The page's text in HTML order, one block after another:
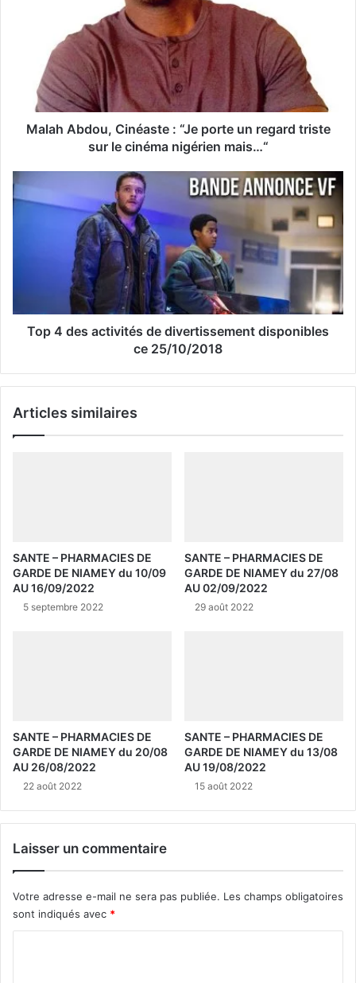
m
a
i
Malah Abdou, Cinéaste : “Je porte un regard triste
sur le cinéma nigérien mais…“
Top 4 des activités de divertissement disponibles
ce 25/10/2018
Articles similaires
SANTE – PHARMACIES DE
GARDE DE NIAMEY du 10/09
AU 16/09/2022
5 septembre 2022
SANTE – PHARMACIES DE
GARDE DE NIAMEY du 27/08
AU 02/09/2022
29 août 2022
SANTE – PHARMACIES DE
GARDE DE NIAMEY du 20/08
AU 26/08/2022
22 août 2022
SANTE – PHARMACIES DE
GARDE DE NIAMEY du 13/08
AU 19/08/2022
15 août 2022
Laisser un commentaire
Votre adresse e-mail ne sera pas publiée. Les champs obligatoires
sont indiqués avec *